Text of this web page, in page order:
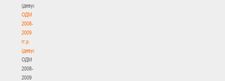
(девушки)
ОДМ
2008-
2009
гг.р.
(девушки)
ОДМ
2008-
2009